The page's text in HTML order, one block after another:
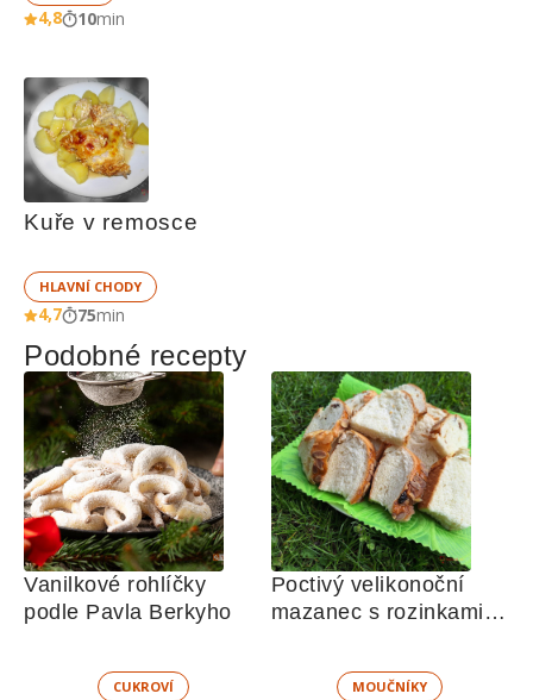
4,8 10min
Kuře v remosce
HLAVNÍ CHODY
4,7 75min
Podobné recepty
Vanilkové rohlíčky
podle Pavla Berkyho
CUKROVÍ
Poctivý velikonoční
mazanec s rozinkami a
MOUČNÍKY